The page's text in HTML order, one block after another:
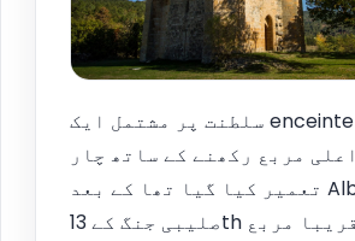
سلطنت پر مشتمل ایک enceinte اور ایک
اعلی مربع رکھنے کے ساتھ چار turrets. یہ
تعمیر کیا گیا تھا کے بعد Albigensian
صلیبی جنگ کے 13th صدی. تقریبا مربع